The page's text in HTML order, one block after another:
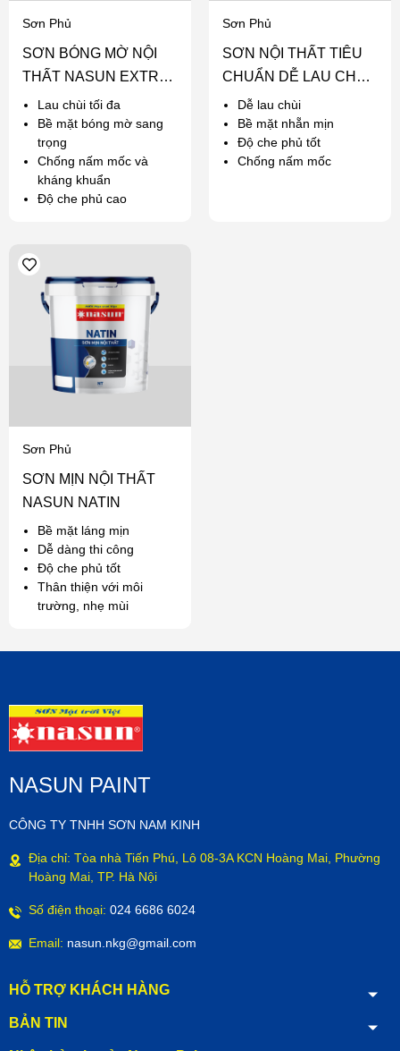
Sơn Phủ
SƠN BÓNG MỜ NỘI
THẤT NASUN EXTRA
CLEAN
Lau chùi tối đa
Bề mặt bóng mờ sang
trọng
Chống nấm mốc và
kháng khuẩn
Độ che phủ cao
Sơn Phủ
SƠN NỘI THẤT TIÊU
CHUẨN DỄ LAU CHÙI
NASUN ECO IN
Dễ lau chùi
Bề mặt nhẵn mịn
Độ che phủ tốt
Chống nấm mốc
Sơn Phủ
SƠN MỊN NỘI THẤT
NASUN NATIN
Bề mặt láng mịn
Dễ dàng thi công
Độ che phủ tốt
Thân thiện với môi
trường, nhẹ mùi
NASUN PAINT
CÔNG TY TNHH SƠN NAM KINH
Địa chỉ: Tòa nhà Tiến Phú, Lô 08-3A KCN Hoàng Mai, Phường
Hoàng Mai, TP. Hà Nội
Số điện thoại: 024 6686 6024
Email: nasun.nkg@gmail.com
HỖ TRỢ KHÁCH HÀNG
BẢN TIN